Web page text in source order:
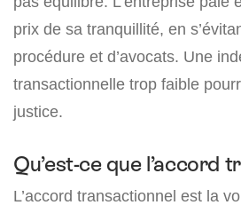
prix de sa tranquillité, en
procédure et d’avocats. Une
transactionnelle trop faible
justice.
Qu’est-ce que l’accord
L’accord transactionnel est la